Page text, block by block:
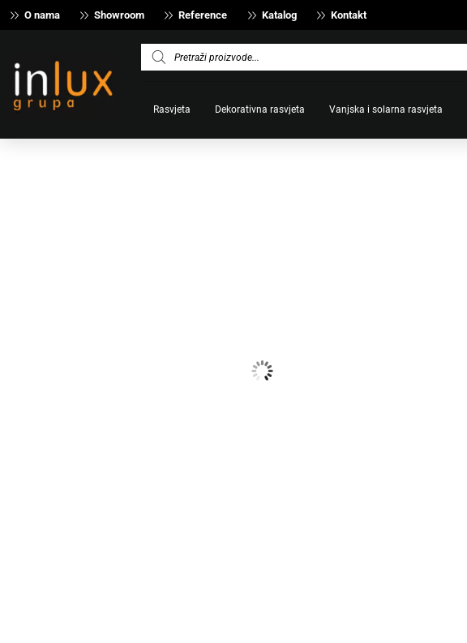
O nama Showroom Reference Katalog Kontakt
Products
search
Rasvjeta Dekorativna rasvjeta Vanjska i solarna rasvjeta